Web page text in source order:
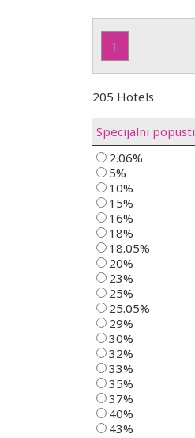
1
205 Hotels
Specijalni popusti
2.06%
5%
10%
15%
16%
18%
18.05%
20%
23%
25%
25.05%
29%
30%
32%
33%
35%
37%
40%
43%